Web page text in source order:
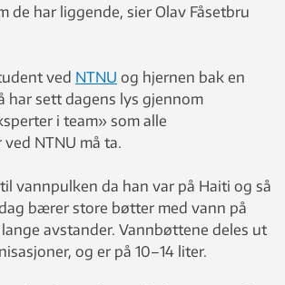
de har liggende, sier Olav Fåsetbru
ved NTNU og hjernen bak en
har sett dagens lys gjennom
i team» som alle
NTNU må ta.
vannpulken da han var på Haiti og så
bærer store bøtter med vann på
avstander. Vannbøttene deles ut
og er på 10–14 liter.